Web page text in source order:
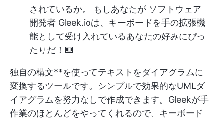
されているか。
もしあなたが ソフトウェア
開発者 Gleek.ioは、キーボードを手の拡張機
能として受け入れているあなたの好みにぴっ
たりだ！⌨️
独自の構文**を使ってテキストをダイアグラムに
変換するツールです。シンプルで効果的なUMLダ
イアグラムを努力なしで作成できます。Gleekが手
作業のほとんどをやってくれるので、キーボード